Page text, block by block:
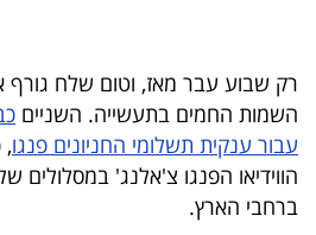
5
המילון
הכלכלי
פודקאסט
רק שבוע עבר מאז, וטום שלח
השמות החמים בתעשייה. השניים
עבור ענקית תשלומי החניונים פנגו,
הווידיאו הפנגו צ'אלנג'
ברחבי הארץ.